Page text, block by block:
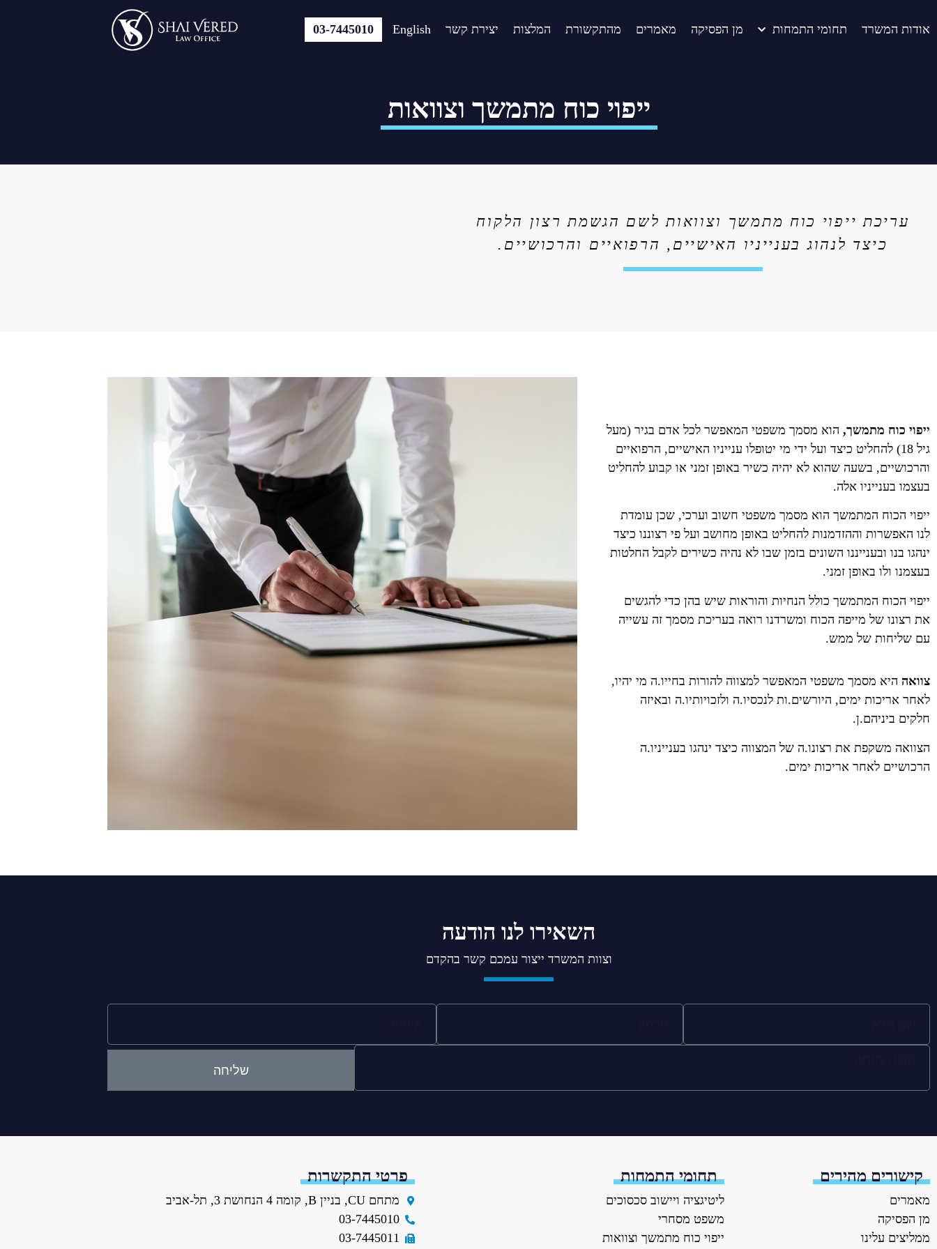
אודות המשרד תחומי התמחות מן הפסיקה מאמרים מהתקשורת המלצות יצירת קשר English
03-7445010
ייפוי כוח מתמשך וצוואות
עריכת ייפוי כוח מתמשך וצוואות לשם הגשמת רצון הלקוח
כיצד לנהוג בענייניו האישיים , הרפואיים והרכושיים.
ייפוי כוח מתמשך, הוא מסמך משפטי המאפשר לכל אדם בגיר (מעל
גיל 18) להחליט כיצד ועל ידי מי יטופלו ענייניו האישיים, הרפואיים
והרכושיים, בשעה שהוא לא יהיה כשיר באופן זמני או קבוע להחליט
בעצמו בענייניו אלה.
ייפוי הכוח המתמשך הוא מסמך משפטי חשוב וערכי, שכן עומדת
לנו האפשרות וההזדמנות להחליט באופן מחושב ועל פי רצוננו כיצד
ינהגו בנו ובענייננו השונים בזמן שבו לא נהיה כשירים לקבל החלטות
בעצמנו ולו באופן זמני.
ייפוי הכוח המתמשך כולל הנחיות והוראות שיש בהן כדי להגשים
את רצונו של מייפה הכוח ומשרדנו רואה בעריכת מסמך זה עשייה
עם שליחות של ממש.
צוואה היא מסמך משפטי המאפשר למצווה להורות בחייו.ה מי יהיו,
לאחר אריכות ימים, היורשים.ות לנכסיו.ה ולזכויותיו.ה ובאיזה
חלקים ביניהם.ן.
הצוואה משקפת את רצונו.ה של המצווה כיצד ינהגו בענייניו.ה
הרכושיים לאחר אריכות ימים.
השאירו לנו הודעה
וצוות המשרד ייצור עמכם קשר בהקדם
שליחה
קישורים מהירים
מאמרים
מן הפסיקה
ממליצים עלינו
תחומי התמחות
ליטיגציה ויישוב סכסוכים
משפט מסחרי
ייפוי כוח מתמשך וצוואות
פרטי התקשרות
מתחם CU, בניין B, קומה 4 הנחושת 3, תל-אביב
03-7445010
03-7445011